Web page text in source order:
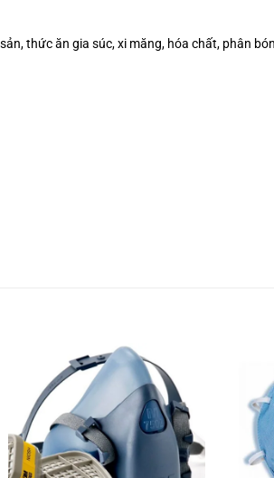
thức ăn gia súc, xi măng, hóa chất, phân